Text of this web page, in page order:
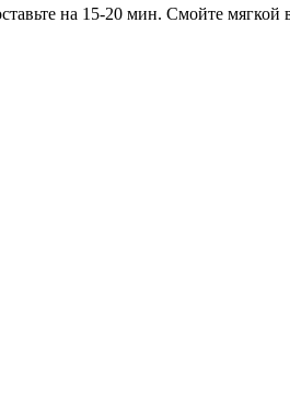
на 15-20 мин. Смойте